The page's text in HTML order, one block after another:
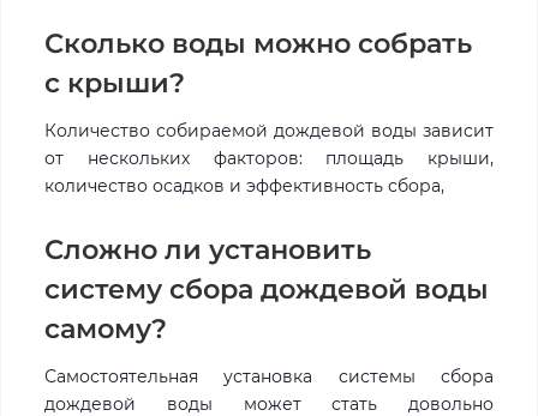
Сколько воды можно собрать
с крыши?
Количество собираемой дождевой воды зависит
от нескольких факторов: площадь крыши,
количество осадков и эффективность сбора,
Сложно ли установить
систему сбора дождевой воды
самому?
Самостоятельная установка системы сбора
дождевой воды может стать довольно